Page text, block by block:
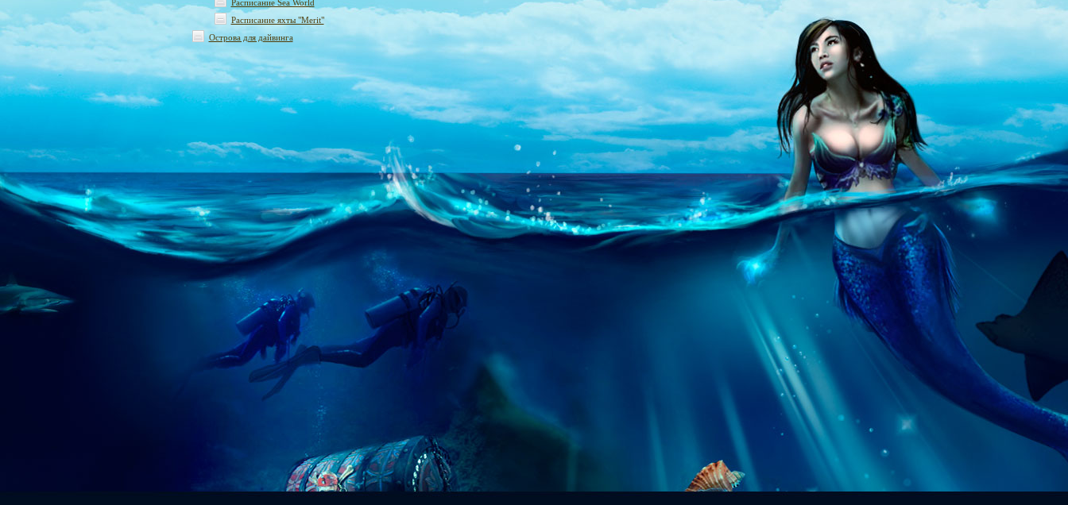
Расписание Sea World
Расписание яхты "Merit"
Острова для дайвинга